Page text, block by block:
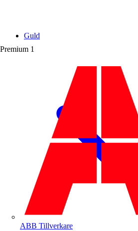
Premium 1
ABB Tillverkare
Guld